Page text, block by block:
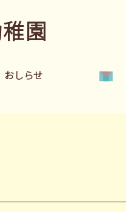
園
おしらせ